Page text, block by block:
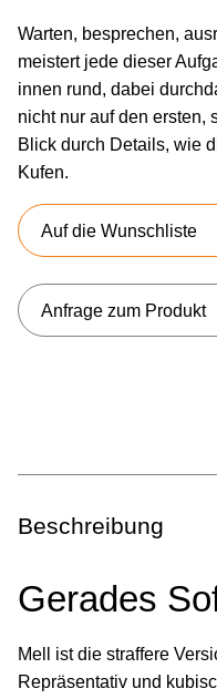
Warten, besprechen,
meistert jede dieser
innen rund, dabei
nicht nur auf den ersten,
Blick durch Details, wie
Kufen.
Auf die Wunschliste
Anfrage zum Produkt
Beschreibung
Gerades
Mell ist die straffere
Repräsentativ und